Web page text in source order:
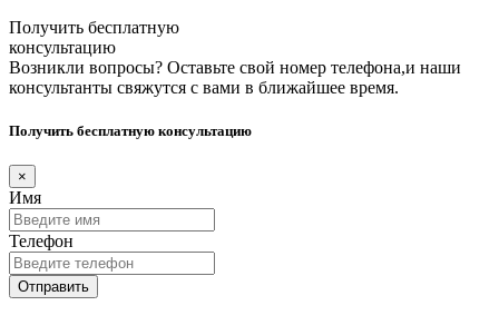
Получить бесплатную
консультацию
Возникли вопросы? Оставьте свой номер телефона,и наши
консультанты свяжутся с вами в ближайшее время.
Получить бесплатную консультацию
×
Имя
Телефон
Отправить